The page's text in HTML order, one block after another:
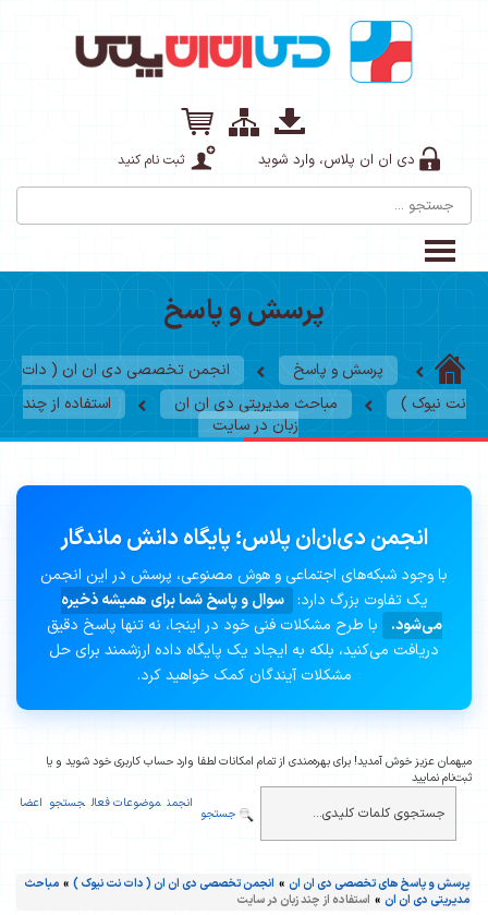
دی ان ان پلاس، وارد شوید ثبت نام کنید
پرسش و پاسخ
پرسش و پاسخ
انجمن تخصصی دی ان ان ( دات
نت نیوک )
مباحث مدیریتی دی ان ان
استفاده از چند
زبان در سایت
انجمن دی‌ان‌ان پلاس؛ پایگاه دانش ماندگار
با وجود شبکه‌های اجتماعی و هوش مصنوعی، پرسش در این انجمن
یک تفاوت بزرگ دارد: سوال و پاسخ شما برای همیشه ذخیره
می‌شود.
با طرح مشکلات فنی خود در اینجا، نه تنها پاسخ دقیق
دریافت می‌کنید، بلکه به ایجاد یک پایگاه داده ارزشمند برای حل
مشکلات آیندگان کمک خواهید کرد.
میهمان عزیز خوش آمدید! برای بهره‌مندی از تمام امکانات لطفا وارد حساب کاربری خود شوید و یا
ثبت‌نام نمایید
انجمن موضوعات فعال جستجو اعضا
جستجو
پرسش و پاسخ های تخصصی دی ان ان » انجمن تخصصی دی ان ان ( دات نت نیوک ) » مباحث
مدیریتی دی ان ان » استفاده از چند زبان در سایت